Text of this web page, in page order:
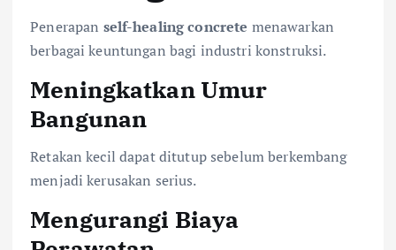
Penerapan self-healing concrete menawarkan
berbagai keuntungan bagi industri konstruksi.
Meningkatkan Umur
Bangunan
Retakan kecil dapat ditutup sebelum berkembang
menjadi kerusakan serius.
Mengurangi Biaya